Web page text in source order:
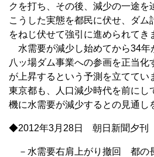
クを打ち、その後、減少の一途を
こうした実態を都民に伏せ、ダム
をねじ伏せて強引に進められてき
水需要が減少し始めてから34年
八ッ場ダム事業への参画を正当化
が上昇するという予測を立ててい
東京都も、人口減少時代を前にし
機に水需要が減少するとの見通し
◆2012年3月28日 朝日新聞夕刊
－水需要右肩上がり撤回 都の